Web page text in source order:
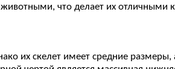
что делает их отличными
их скелет имеет средние размеры,